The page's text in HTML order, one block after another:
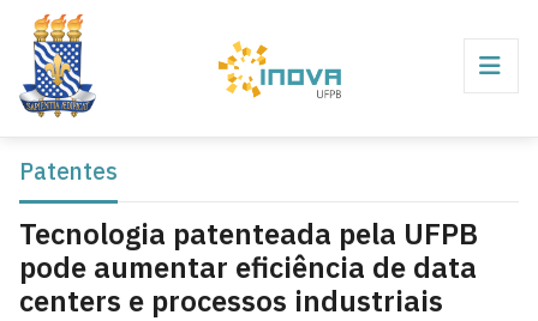
Patentes
Tecnologia patenteada pela UFPB
pode aumentar eficiência de data
centers e processos industriais